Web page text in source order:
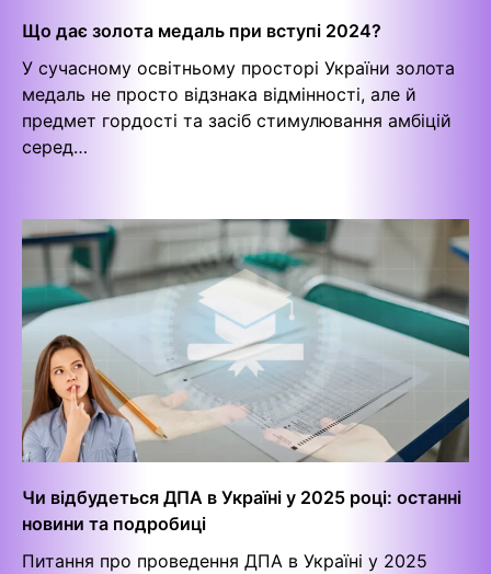
Що дає золота медаль при вступі 2024?
У сучасному освітньому просторі України золота
медаль не просто відзнака відмінності, але й
предмет гордості та засіб стимулювання амбіцій
серед…
Чи відбудеться ДПА в Україні у 2025 році: останні
новини та подробиці
Питання про проведення ДПА в Україні у 2025